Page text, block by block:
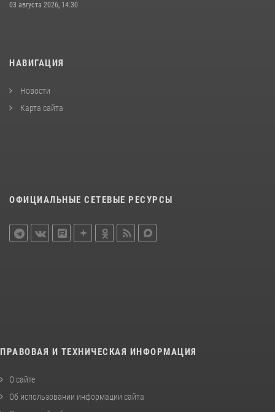
03 августа 2026, 14:30
НАВИГАЦИЯ
Новости
Карта сайта
ОФИЦИАЛЬНЫЕ СЕТЕВЫЕ РЕСУРСЫ
ПРАВОВАЯ И ТЕХНИЧЕСКАЯ ИНФОРМАЦИЯ
О сайте
Об использовании информации сайта